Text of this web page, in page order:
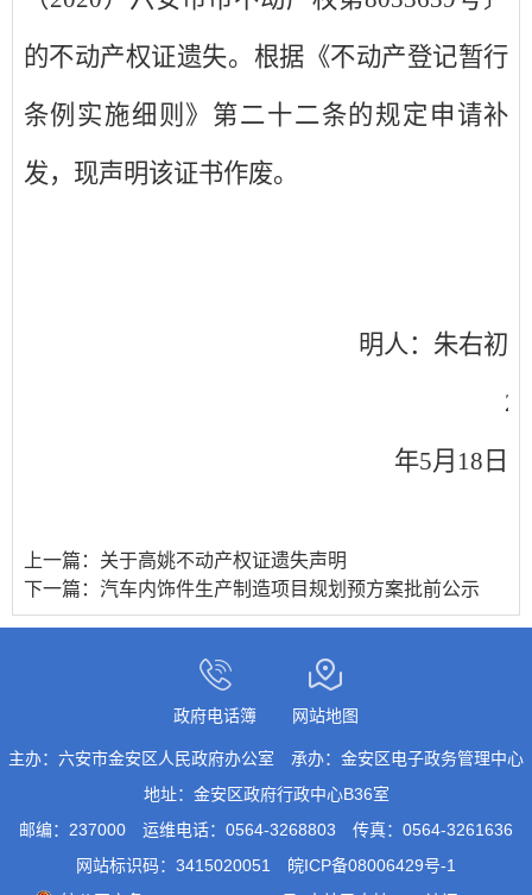
的不动产权证遗失。根据《不动产登记暂行
条例实施细则》第二十二条的规定 申请补
发，现声明该证书作废。
明人：朱右初
年5月 18 日
上一篇： 关于高姚不动产权证遗失声明
下一篇： 汽车内饰件生产制造项目规划预方案批前公示
政府电话簿 网站地图
主办：六安市金安区人民政府办公室
承办：金安区电子政务管理中心
地址：金安区政府行政中心B36室
邮编：237000
运维电话：0564-3268803
传真：0564-3261636
网站标识码：3415020051
皖ICP备08006429号-1